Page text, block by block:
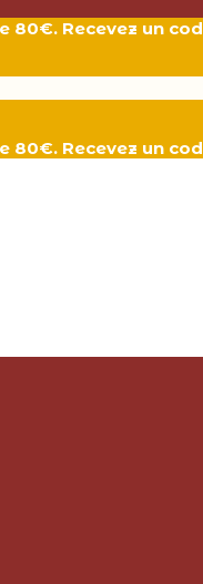
80€. Recevez un
80€. Recevez un